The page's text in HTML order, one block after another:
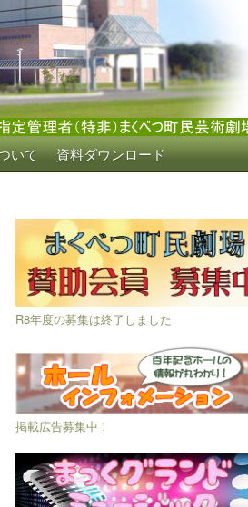
いて 資料ダウンロード
R8年度の募集は終了しました
掲載広告募集中！